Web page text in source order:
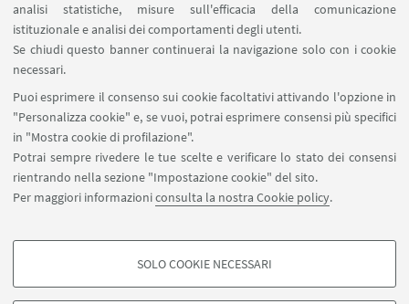
analisi statistiche, misure sull'efficacia della comunicazione
istituzionale e analisi dei comportamenti degli utenti.
Se chiudi questo banner continuerai la navigazione solo con i cookie
necessari.
Puoi esprimere il consenso sui cookie facoltativi attivando l'opzione in
"Personalizza cookie" e, se vuoi, potrai esprimere consensi più specifici
in "Mostra cookie di profilazione".
Potrai sempre rivedere le tue scelte e verificare lo stato dei consensi
rientrando nella sezione "Impostazione cookie" del sito.
Per maggiori informazioniconsulta la nostra Cookie policy.
COOKIE DI PROFILAZIONE - FACOLTATIVI
SOLO COOKIE NECESSARI
SEGUI IL DIPARTIMENTO SU:
SEGUI UNIBO SU:
APP: